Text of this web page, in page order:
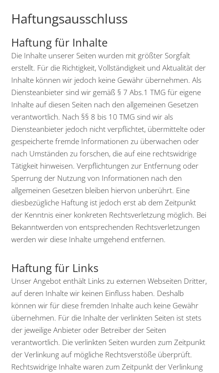
Haftungsausschluss
Haftung für Inhalte
Die Inhalte unserer Seiten wurden mit größter Sorgfalt
erstellt. Für die Richtigkeit, Vollständigkeit und Aktualität der
Inhalte können wir jedoch keine Gewähr übernehmen. Als
Diensteanbieter sind wir gemäß § 7 Abs.1 TMG für eigene
Inhalte auf diesen Seiten nach den allgemeinen Gesetzen
verantwortlich. Nach §§ 8 bis 10 TMG sind wir als
Diensteanbieter jedoch nicht verpflichtet, übermittelte oder
gespeicherte fremde Informationen zu überwachen oder
nach Umständen zu forschen, die auf eine rechtswidrige
Tätigkeit hinweisen. Verpflichtungen zur Entfernung oder
Sperrung der Nutzung von Informationen nach den
allgemeinen Gesetzen bleiben hiervon unberührt. Eine
diesbezügliche Haftung ist jedoch erst ab dem Zeitpunkt
der Kenntnis einer konkreten Rechtsverletzung möglich. Bei
Bekanntwerden von entsprechenden Rechtsverletzungen
werden wir diese Inhalte umgehend entfernen.
Haftung für Links
Unser Angebot enthält Links zu externen Webseiten Dritter,
auf deren Inhalte wir keinen Einfluss haben. Deshalb
können wir für diese fremden Inhalte auch keine Gewähr
übernehmen. Für die Inhalte der verlinkten Seiten ist stets
der jeweilige Anbieter oder Betreiber der Seiten
verantwortlich. Die verlinkten Seiten wurden zum Zeitpunkt
der Verlinkung auf mögliche Rechtsverstöße überprüft.
Rechtswidrige Inhalte waren zum Zeitpunkt der Verlinkung